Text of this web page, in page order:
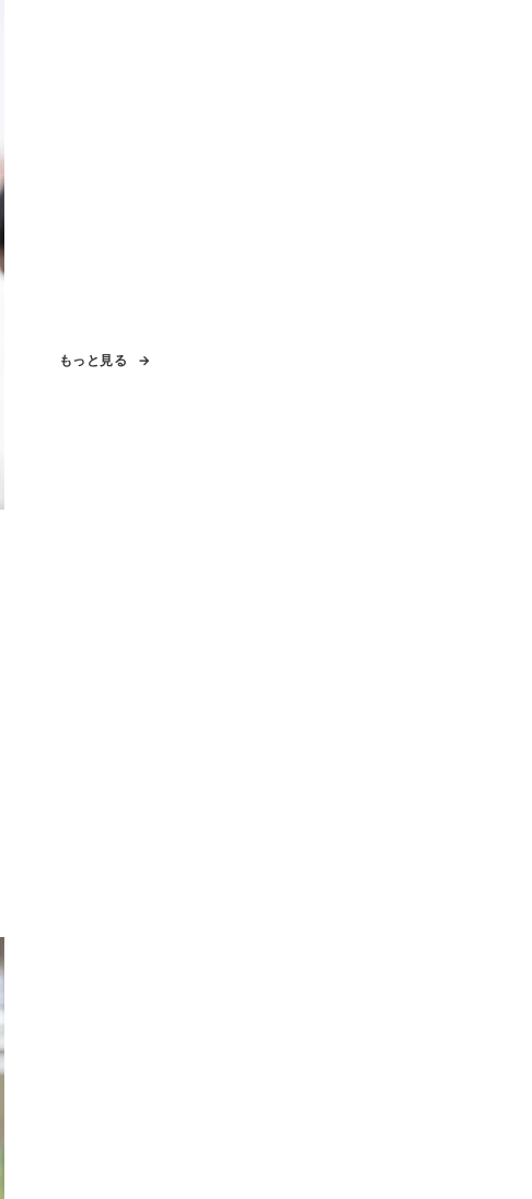
もっと見る